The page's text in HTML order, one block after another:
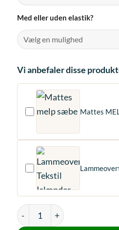
Med eller uden elastik?
Vi anbefaler disse
Mattes
Mattes Islænder gjord